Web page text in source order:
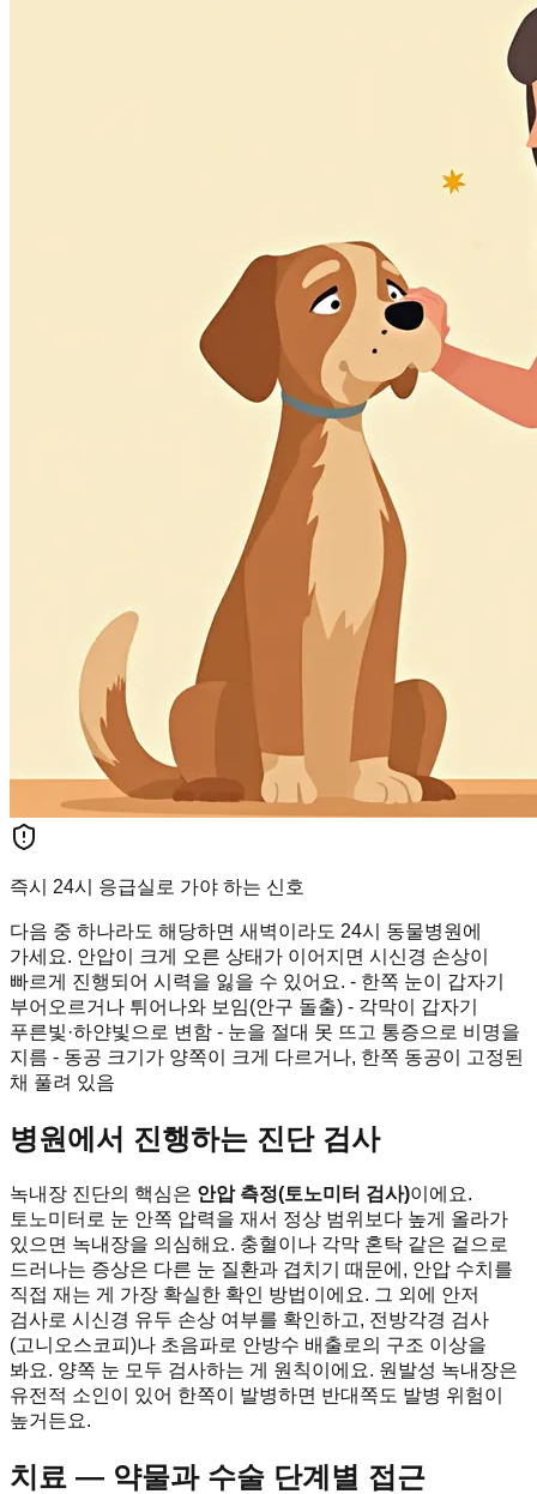
즉시 24시 응급실로 가야 하는 신호
다음 중 하나라도 해당하면 새벽이라도 24시 동물병원에
가세요. 안압이 크게 오른 상태가 이어지면 시신경 손상이
빠르게 진행되어 시력을 잃을 수 있어요. - 한쪽 눈이 갑자기
부어오르거나 튀어나와 보임(안구 돌출) - 각막이 갑자기
푸른빛·하얀빛으로 변함 - 눈을 절대 못 뜨고 통증으로 비명을
지름 - 동공 크기가 양쪽이 크게 다르거나, 한쪽 동공이 고정된
채 풀려 있음
병원에서 진행하는 진단 검사
녹내장 진단의 핵심은 안압 측정(토노미터 검사)이에요.
토노미터로 눈 안쪽 압력을 재서 정상 범위보다 높게 올라가
있으면 녹내장을 의심해요. 충혈이나 각막 혼탁 같은 겉으로
드러나는 증상은 다른 눈 질환과 겹치기 때문에, 안압 수치를
직접 재는 게 가장 확실한 확인 방법이에요. 그 외에 안저
검사로 시신경 유두 손상 여부를 확인하고, 전방각경 검사
(고니오스코피)나 초음파로 안방수 배출로의 구조 이상을
봐요. 양쪽 눈 모두 검사하는 게 원칙이에요. 원발성 녹내장은
유전적 소인이 있어 한쪽이 발병하면 반대쪽도 발병 위험이
높거든요.
치료 — 약물과 수술 단계별 접근